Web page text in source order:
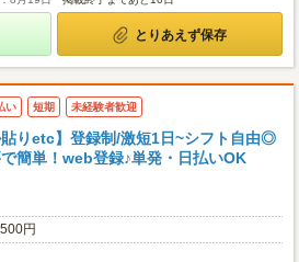
とりあえず保存
い 短期 未経験者歓迎
貼りetc】登録制/激短1日~シフト自由◎
簡単！web登録♪単発・日払いOK
円